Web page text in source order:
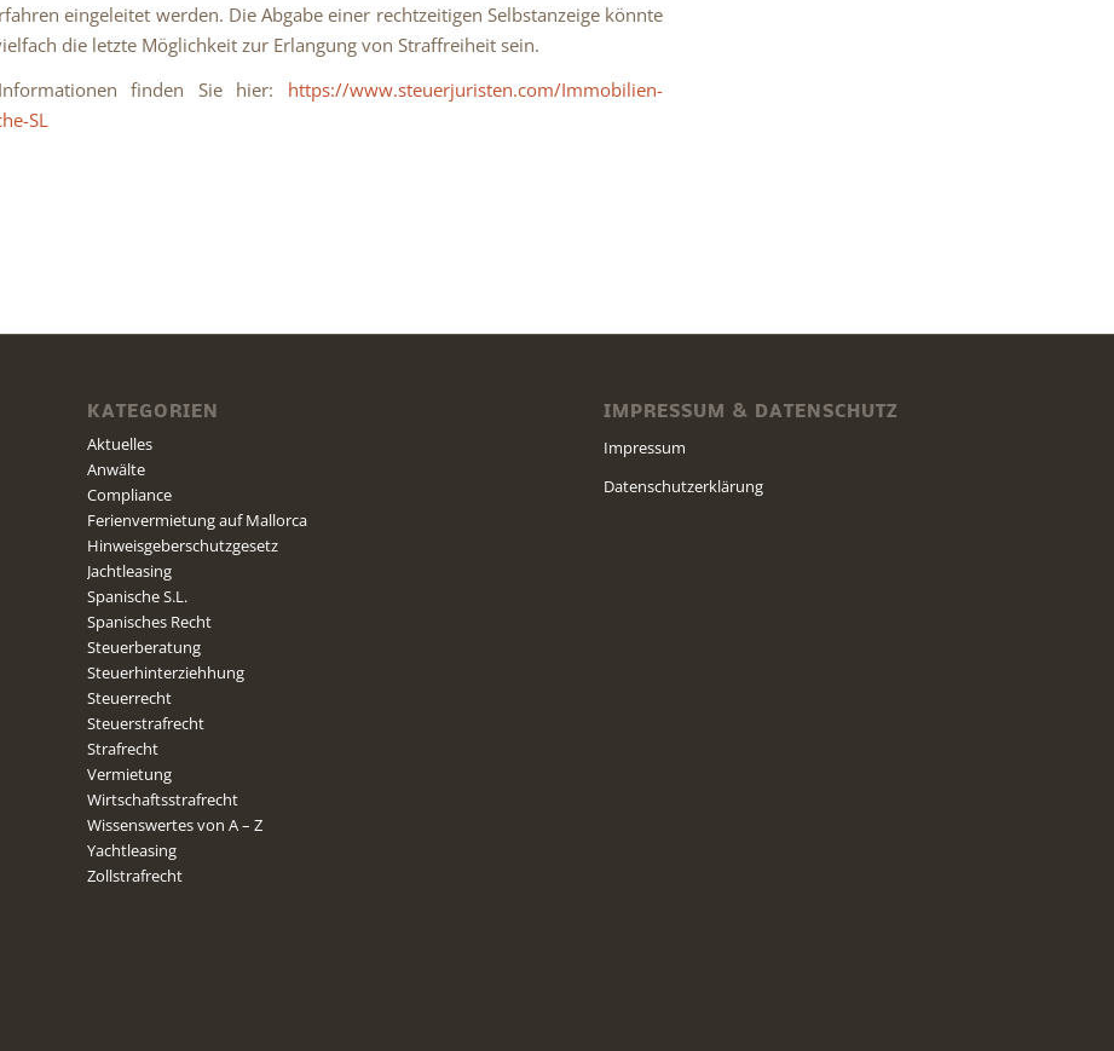
eingeleitet werden. Die Abgabe einer rechtzeitigen Selbstanzeige könnte
die letzte Möglichkeit zur Erlangung von Straffreiheit sein.
finden Sie hier: https://www.steuerjuristen.com/Immobilien-
SL
KATEGORIEN
Aktuelles
Anwälte
Compliance
Ferienvermietung auf Mallorca
Hinweisgeberschutzgesetz
Jachtleasing
Spanische S.L.
Spanisches Recht
Steuerberatung
Steuerhinterziehhung
Steuerrecht
Steuerstrafrecht
Strafrecht
Vermietung
Wirtschaftsstrafrecht
Wissenswertes von A – Z
Yachtleasing
Zollstrafrecht
IMPRESSUM & DATENSCHUTZ
Impressum
Datenschutzerklärung